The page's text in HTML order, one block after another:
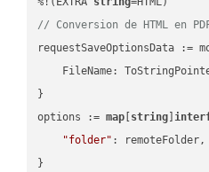
// Conversion de HTML en
requestSaveOptionsData :=
FileName:
}
options := map string ]
"folder" : remoteFolder,
}